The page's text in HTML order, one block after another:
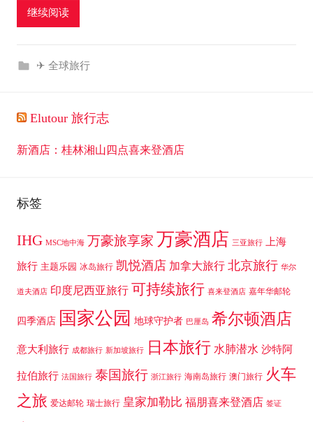
m
继续阅读
✈ 全球旅行
Elutour 旅行志
新酒店：桂林湘山四点喜来登酒店
标签
IHG MSC地中海 万豪旅享家 万豪酒店 三亚旅行 上海
旅行 主题乐园 冰岛旅行 凯悦酒店 加拿大旅行 北京旅行 华尔
道夫酒店 印度尼西亚旅行 可持续旅行 喜来登酒店 嘉年华邮轮
四季酒店 国家公园 地球守护者 巴厘岛 希尔顿酒店
意大利旅行 成都旅行 新加坡旅行 日本旅行 水肺潜水 沙特阿
拉伯旅行 法国旅行 泰国旅行 浙江旅行 海南岛旅行 澳门旅行 火车
之旅 爱达邮轮 瑞士旅行 皇家加勒比 福朋喜来登酒店 签证